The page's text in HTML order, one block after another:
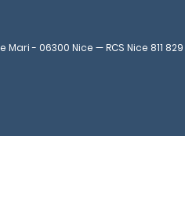
Mari - 06300 Nice — RCS Nice 811